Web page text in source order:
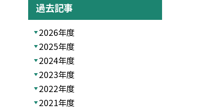
過去記事
2026年度
2025年度
2024年度
2023年度
2022年度
2021年度